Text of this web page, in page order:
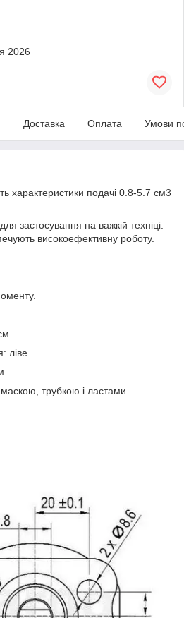
2026
Доставка Оплата Умови
характеристики подачі 0.8-5.7 см3
застосування на важкій техніці.
високоефективну роботу.
ліве
трубкою і ластами